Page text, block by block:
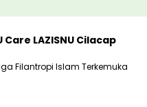
Care LAZISNU Cilacap
Filantropi Islam Terkemuka